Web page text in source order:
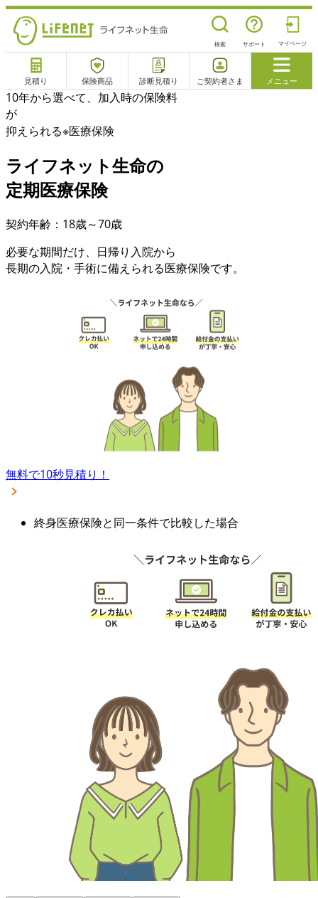
検索 サポート マイページ
見積り 保険商品 診断見積り ご契約者さま メニュー
サポート
チャットサポート 電話で相談
10年から選べて、加入時の保険料
が
抑えられる※医療保険
ライフネット生命の
定期医療保険
契約年齢：18歳～70歳
必要な期間だけ、日帰り入院から
長期の入院・手術に備えられる医療保険です。
無料で10秒見積り！
終身医療保険と同一条件で比較した場合